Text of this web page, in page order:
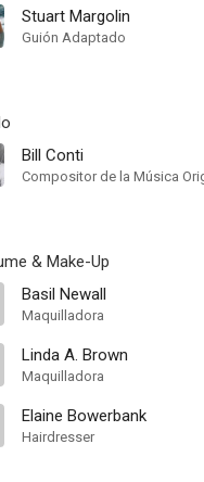
Stuart Margolin
Guión Adaptado
Bill Conti
Compositor de la Música
& Make-Up
Basil Newall
Maquilladora
Linda A. Brown
Maquilladora
Elaine Bowerbank
Hairdresser